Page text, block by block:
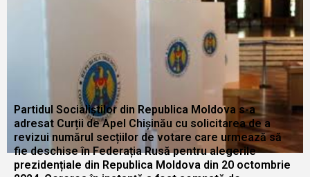
Partidul Socialiștilor din Republica Moldova s-a
adresat Curții de Apel Chișinău cu solicitarea de a
revizui numărul secțiilor de votare care urmează să
fie deschise în Federația Rusă pentru alegerile
prezidențiale din Republica Moldova din 20 octombrie